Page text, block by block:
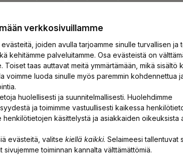
YEL-
eläkemaksujen
sanottua
verkkosivuillamme
joiden avulla tarjoamme sinulle turvallisen ja
kehitämme palveluitamme. Osa evästeistä on
Toiset taas auttavat meitä ymmärtämään, mikä sisältö
voimme luoda sinulle myös paremmin kohdennettua
huolellisesti ja suunnitelmallisesti. Huolehdimme
ja toimimme vastuullisesti kaikessa
henkilötietojen käsittelystä ja asiakkaiden oikeuksista
evästeitä, valitse kiellä kaikki. Selaimeesi tallentuvat
toiminnan kannalta välttämättömiä.